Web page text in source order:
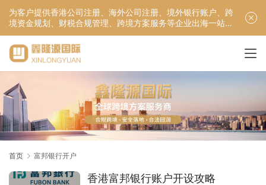
为客户提供香港公司注册、海外公司注册、境外银行账户、跨
境资金规划、财税合规管理、跨境方案服务等企业出海一站式
服务！
首页 富邦银行开户
香港富邦银行账户开设攻略